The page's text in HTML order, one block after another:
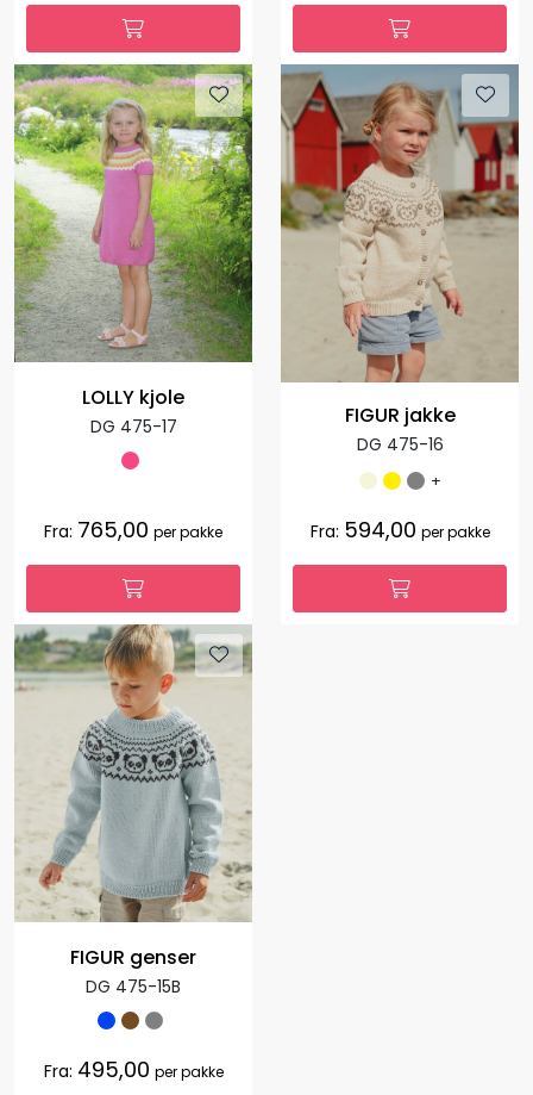
LOLLY kjole
DG 475-17
Fra: 765,00 per pakke
FIGUR jakke
DG 475-16
+
Fra: 594,00 per pakke
FIGUR genser
DG 475-15B
Fra: 495,00 per pakke